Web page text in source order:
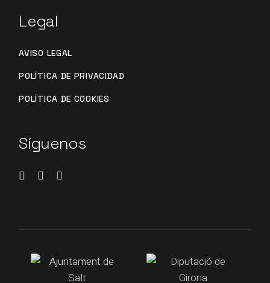
Legal
AVISO LEGAL
POLÍTICA DE PRIVACIDAD
POLÍTICA DE COOKIES
Síguenos